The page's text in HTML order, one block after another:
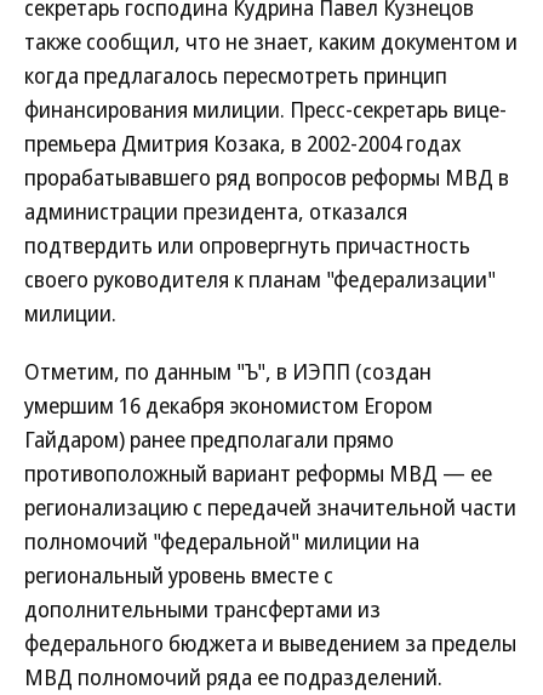
секретарь господина Кудрина Павел Кузнецов
также сообщил, что не знает, каким документом и
когда предлагалось пересмотреть принцип
финансирования милиции. Пресс-секретарь вице-
премьера Дмитрия Козака, в 2002-2004 годах
прорабатывавшего ряд вопросов реформы МВД в
администрации президента, отказался
подтвердить или опровергнуть причастность
своего руководителя к планам "федерализации"
милиции.
Отметим, по данным "Ъ", в ИЭПП (создан
умершим 16 декабря экономистом Егором
Гайдаром) ранее предполагали прямо
противоположный вариант реформы МВД — ее
регионализацию с передачей значительной части
полномочий "федеральной" милиции на
региональный уровень вместе с
дополнительными трансфертами из
федерального бюджета и выведением за пределы
МВД полномочий ряда ее подразделений.